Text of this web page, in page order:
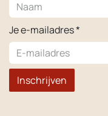
Je e-mailadres *
Inschrijven